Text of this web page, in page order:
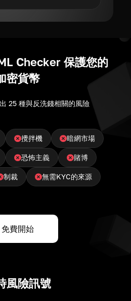
Cheсker 保護您的
密貨幣
25 種與反洗錢相關的風險
攪拌機 暗網市場
恐怖主義 賭博
制裁 無需KYC的來源
免費開始
風險訊號